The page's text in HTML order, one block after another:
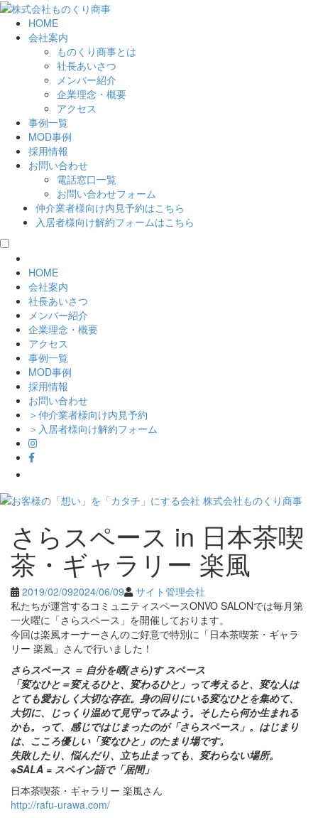
HOME
会社案内
ものくり商事とは
社長あいさつ
メンバー紹介
企業理念・概要
アクセス
事例一覧
MOD事例
採用情報
お問い合わせ
電話窓口一覧
お問い合わせフォーム
仲介業者様向け内見予約はこちら
入居者様向け解約フォームはこちら
HOME
会社案内
社長あいさつ
メンバー紹介
企業理念・概要
アクセス
事例一覧
MOD事例
採用情報
お問い合わせ
＞仲介業者様向け内見予約
＞入居者様向け解約フォーム
content
さらスペース in 日本茶喫
茶・ギャラリー 楽風
2019/02/092024/06/09
サイト管理会社
私たちが運営するコミュニティスペースONVO SALONでは毎月第
一火曜に「さらスペース」を開催しております。
今回は楽風オーナーさんのご好意で特別に「日本茶喫茶・ギャラ
リー 楽風」さんで行いました！
さらスペース ＝ 自分を晒(さら)す スペース
「変なひと＝変えるひと、変わるひと」って考えると、変な人は
とても愛おしく大切な存在。身の回りにいる変なひとを集めて、
大切に、じっくり温めて見守ってみよう。そしたら何か生まれる
かも。って、感じではじまったのが「さらスペース」。はじまり
は、こころ優しい「変なひと」のたまり場です。
失敗したり、悩んだり、立ち止まっても、変わらない場所。
※SALA = スペイン語で「居間」
日本茶喫茶・ギャラリー 楽風さん
http://rafu-urawa.com/